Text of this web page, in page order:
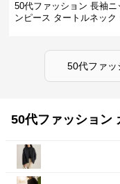
50代ファッション 長袖ニ
ンピース タートルネック
50代ファッ
50代ファッション